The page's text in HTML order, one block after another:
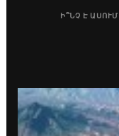
Ի՞ՆՉ Է